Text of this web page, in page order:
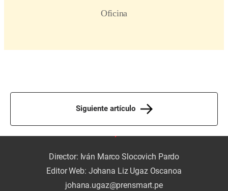
Siguiente artículo
Director: Iván Marco Slocovich Pardo
Editor Web: Johana Liz Ugaz Oscanoa
johana.ugaz@prensmart.pe